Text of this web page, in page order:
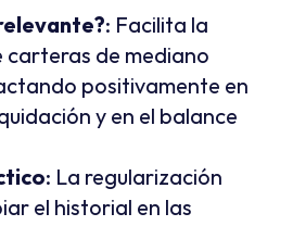
: Facilita la
carteras de mediano
positivamente en
y en el balance
: La regularización